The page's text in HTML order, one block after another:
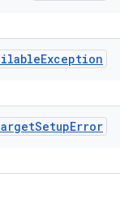
Exception
SetupError